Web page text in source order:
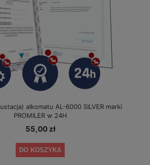
alkomatu AL-6000 SILVER marki
PROMILER w 24H
55,00 zł
DO KOSZYKA